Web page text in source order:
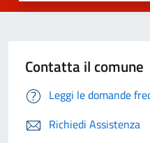
Contatta il comune
Leggi le domande
Richiedi Assistenza